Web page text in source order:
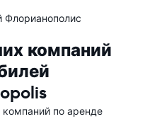
Флорианополис
компаний
по аренде